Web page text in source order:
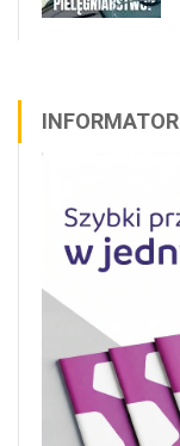
INFORMATOR